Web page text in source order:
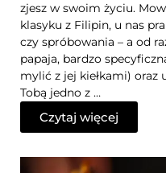
zjesz w swoim życiu.
klasyku z Filipin, u nas
czy spróbowania – a od
papaja, bardzo
mylić z jej kiełkami) oraz
Tobą jedno z …
Czytaj więcej